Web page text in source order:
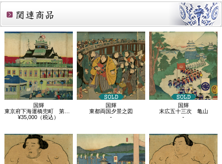
関連商品
国輝
東京府下海運橋兜町 第壱国立銀行五階造…
¥35,000（税込）
国輝
東都両国夕景之図
-
国輝
末広五十三次 亀山
-